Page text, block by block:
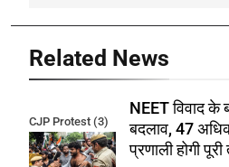
Related News
CJP Protest (3)
NEET विवाद
बदलाव, 47
प्रणाली होगी